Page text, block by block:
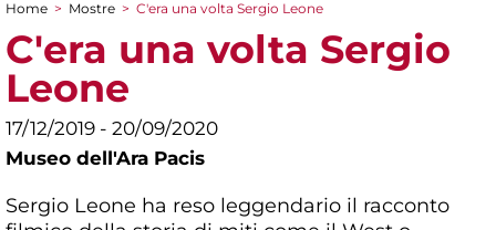
Tu sei qui
Home > Mostre > C'era una volta Sergio Leone
C'era una volta Sergio
Leone
17/12/2019 - 20/09/2020
Museo dell'Ara Pacis
Sergio Leone ha reso leggendario il racconto